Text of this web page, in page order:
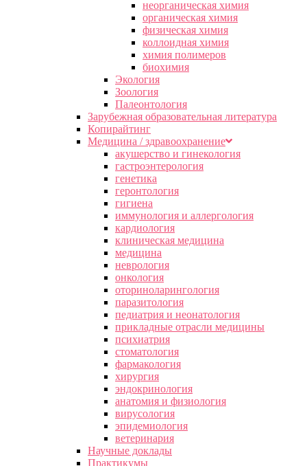
неорганическая химия
органическая химия
физическая химия
коллоидная химия
химия полимеров
биохимия
Экология
Зоология
Палеонтология
Зарубежная образовательная литература
Копирайтинг
Медицина / здравоохранение
акушерство и гинекология
гастроэнтерология
генетика
геронтология
гигиена
иммунология и аллергология
кардиология
клиническая медицина
медицина
неврология
онкология
оториноларингология
паразитология
педиатрия и неонатология
прикладные отрасли медицины
психиатрия
стоматология
фармакология
хирургия
эндокринология
анатомия и физиология
вирусология
эпидемиология
ветеринария
Научные доклады
Практикумы